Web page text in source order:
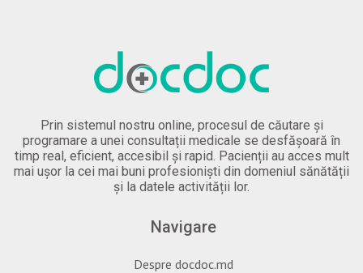
Prin sistemul nostru online, procesul de căutare și
programare a unei consultații medicale se desfășoară în
timp real, eficient, accesibil și rapid. Pacienții au acces mult
mai ușor la cei mai buni profesioniști din domeniul sănătății
și la datele activității lor.
Navigare
Despre docdoc.md